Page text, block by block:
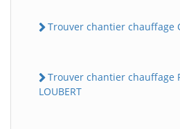
Trouver chantier chauffage
Trouver chantier chauffage
LOUBERT